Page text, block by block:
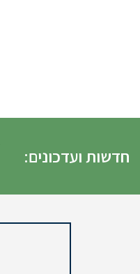
חדשות ועדכונים: